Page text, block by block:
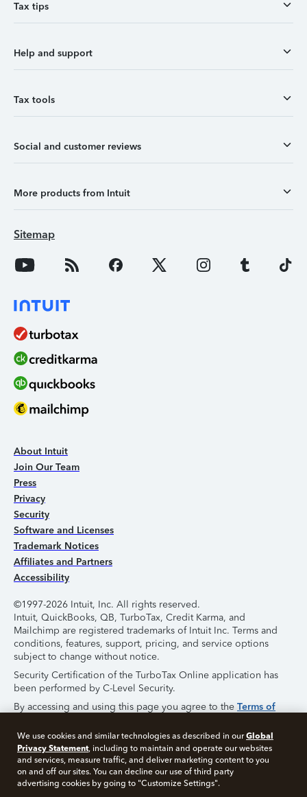
Tax tips
Help and support
Tax tools
Social and customer reviews
More products from Intuit
Sitemap
About Intuit
Join Our Team
Press
Privacy
Security
Software and Licenses
Trademark Notices
Affiliates and Partners
Accessibility
©1997-2026 Intuit, Inc. All rights reserved.
Intuit, QuickBooks, QB, TurboTax, Credit Karma, and
Mailchimp are registered trademarks of Intuit Inc. Terms and
conditions, features, support, pricing, and service options
subject to change without notice.
Security Certification of the TurboTax Online application has
been performed by C-Level Security.
By accessing and using this page you agree to the Terms of
About Cookies Manage Cookies
We use cookies and similar technologies as described in ourGlobal
Privacy Statement, including to maintain and operate our websites
and services, measure traffic, and deliver marketing content to you
on and off our sites. You can decline our use of third party
advertising cookies by going to "Customize Settings".